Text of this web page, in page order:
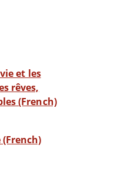
et les
rêves,
(French)